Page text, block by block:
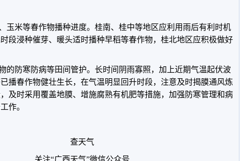
玉米等春作物播种进度。桂南、桂中等地区应利用雨后有利时机
段浸种催芽、暖头适时播种早稻等春作物，桂北地区应积极做好
的防寒防病等田间管护。长时间阴雨寡照，加上近期气温起伏波
播春作物健壮生长，在气温明显回升时段，注意及时揭膜通风炼
及时采用覆盖地膜、增施腐熟有机肥等措施，加强防寒管理和病
作。
查天气
关注“广西天气”微信公众号